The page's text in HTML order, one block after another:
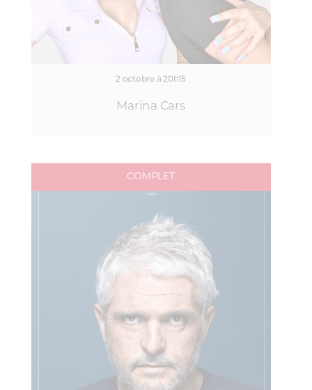
2 octobre à 20h15
Marina Cars
COMPLET